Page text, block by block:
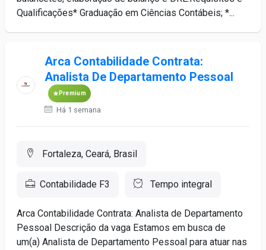
Qualificações* Graduação em Ciências Contábeis; *...
Arca Contabilidade Contrata:
Analista De Departamento Pessoal
Premium
Há 1 semana
Fortaleza, Ceará, Brasil
Contabilidade F3 Tempo integral
Arca Contabilidade Contrata: Analista de Departamento
Pessoal Descrição da vaga Estamos em busca de
um(a) Analista de Departamento Pessoal para atuar nas